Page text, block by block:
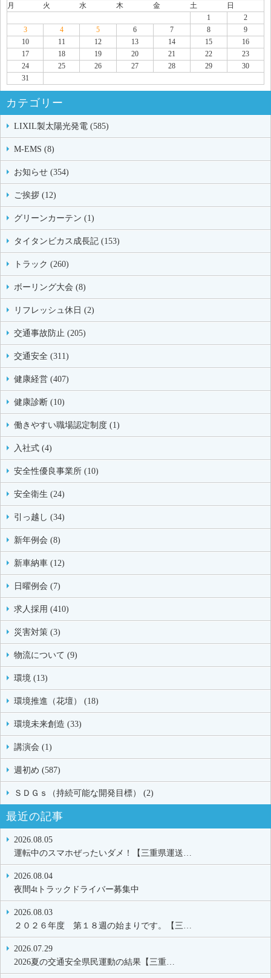
月
火 水 木 金 土
日
1
2
3
4 5 6 7 8
9
10
11 12 13 14 15
16
17
18 19 20 21 22
23
24
25 26 27 28 29
30
31
カテゴリー
LIXIL製太陽光発電 (585)
M-EMS (8)
お知らせ (354)
ご挨拶 (12)
グリーンカーテン (1)
タイタンビカス成長記 (153)
トラック (260)
ボーリング大会 (8)
リフレッシュ休日 (2)
交通事故防止 (205)
交通安全 (311)
健康経営 (407)
健康診断 (10)
働きやすい職場認定制度 (1)
入社式 (4)
安全性優良事業所 (10)
安全衛生 (24)
引っ越し (34)
新年例会 (8)
新車納車 (12)
日曜例会 (7)
求人採用 (410)
災害対策 (3)
物流について (9)
環境 (13)
環境推進（花壇） (18)
環境未来創造 (33)
講演会 (1)
週初め (587)
ＳＤＧｓ（持続可能な開発目標） (2)
最近の記事
2026.08.05
運転中のスマホぜったいダメ！【三重県運送…
2026.08.04
夜間4tトラックドライバー募集中
2026.08.03
２０２６年度 第１８週の始まりです。【三…
2026.07.29
2026夏の交通安全県民運動の結果【三重…